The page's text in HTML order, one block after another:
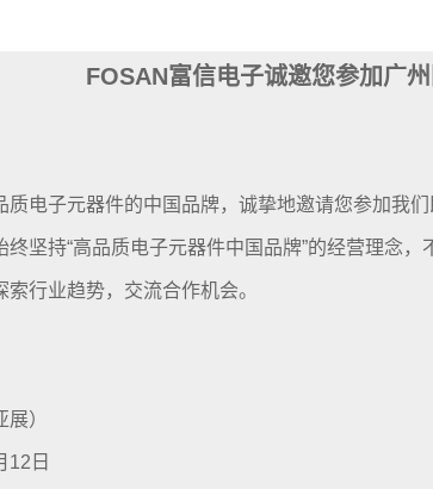
FOSAN富信电子诚邀您参加广
电子元器件的中国品牌，诚挚地邀请您参加我们
坚持“高品质电子元器件中国品牌”的经营理念
行业趋势，交流合作机会。
）
12日